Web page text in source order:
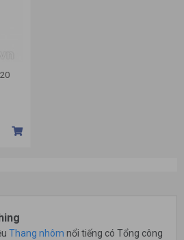
Thang nhôm nổi tiếng có Tổng công